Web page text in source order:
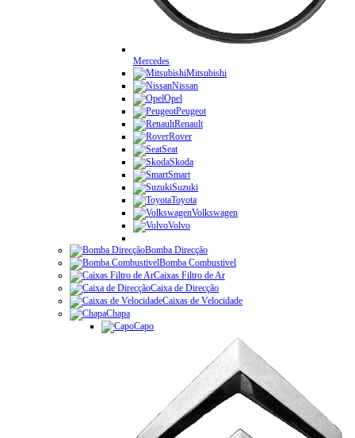
Mercedes
Mitsubishi
Nissan
Opel
Peugeot
Renault
Rover
Seat
Skoda
Smart
Suzuki
Toyota
Volkswagen
Volvo
Bomba Direcção
Bomba Combustivel
Caixas Filtro de Ar
Caixa de Direcção
Caixas de Velocidade
Chapa
Capo